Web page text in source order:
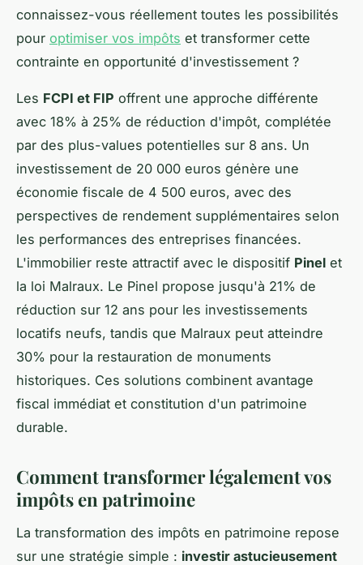
connaissez-vous réellement toutes les possibilités
pour optimiser vos impôts et transformer cette
contrainte en opportunité d'investissement ?
Les FCPI et FIP offrent une approche différente
avec 18% à 25% de réduction d'impôt, complétée
par des plus-values potentielles sur 8 ans. Un
investissement de 20 000 euros génère une
économie fiscale de 4 500 euros, avec des
perspectives de rendement supplémentaires selon
les performances des entreprises financées.
L'immobilier reste attractif avec le dispositif Pinel et
la loi Malraux. Le Pinel propose jusqu'à 21% de
réduction sur 12 ans pour les investissements
locatifs neufs, tandis que Malraux peut atteindre
30% pour la restauration de monuments
historiques. Ces solutions combinent avantage
fiscal immédiat et constitution d'un patrimoine
durable.
Comment transformer légalement vos
impôts en patrimoine
La transformation des impôts en patrimoine repose
sur une stratégie simple : investir astucieusement